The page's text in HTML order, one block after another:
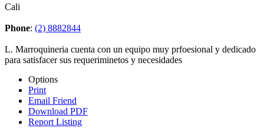
Cali
Phone: (2) 8882844
L. Marroquineria cuenta con un equipo muy prfoesional y dedicado
para satisfacer sus requeriminetos y necesidades
Options
Print
Email Friend
Download PDF
Report Listing